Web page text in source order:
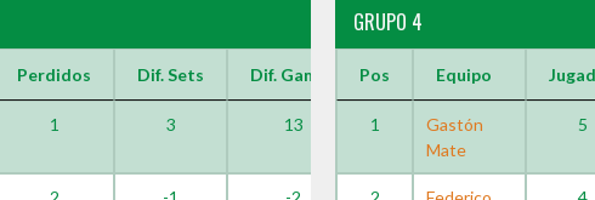
Perdidos Dif. Sets Dif. Games
1 3 13
GRUPO 4
Pos Equipo
1
Gastón
Mate
5